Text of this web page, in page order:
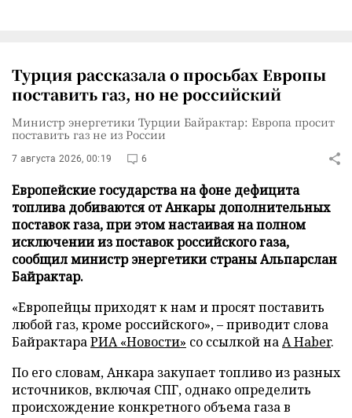
Турция рассказала о просьбах Европы
поставить газ, но не российский
Министр энергетики Турции Байрактар: Европа просит
поставить газ не из России
7 августа 2026, 00:19 6
Европейские государства на фоне дефицита
топлива добиваются от Анкары дополнительных
поставок газа, при этом настаивая на полном
исключении из поставок российского газа,
сообщил министр энергетики страны Альпарслан
Байрактар.
«Европейцы приходят к нам и просят поставить
любой газ, кроме российского», – приводит слова
БайрактараРИА «Новости» со ссылкой наA Haber.
По его словам, Анкара закупает топливо из разных
источников, включая СПГ, однако определить
происхождение конкретного объема газа в